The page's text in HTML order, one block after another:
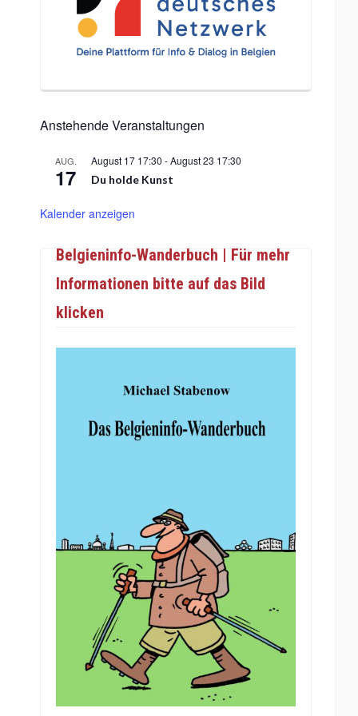
Anstehende Veranstaltungen
AUG.
17
August 17 17:30 -August 23 17:30
Du holde Kunst
Kalender anzeigen
Belgieninfo-Wanderbuch | Für mehr
Informationen bitte auf das Bild
klicken